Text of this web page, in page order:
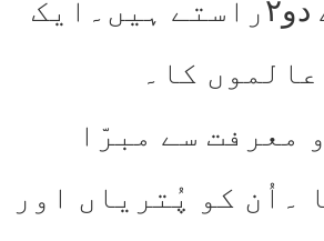
بھوگنے کے لئے دو۲راستے ہیں۔ایک
کا۔
معرفت سے مبرّا
۔اُن کو پُتریاں اور